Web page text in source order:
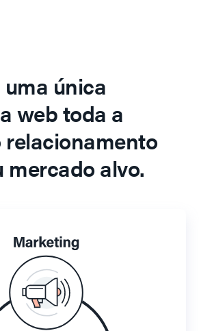
única
web toda a
relacionamento
mercado alvo.